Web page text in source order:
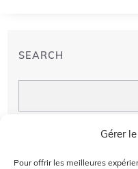
Gérer
Pour offrir les meilleures
SEARCH